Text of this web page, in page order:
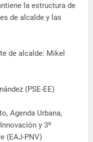
la estructura de
de alcalde y las
de alcalde: Mikel
(PSE-EE)
Agenda Urbana,
y 3º
(EAJ-PNV)